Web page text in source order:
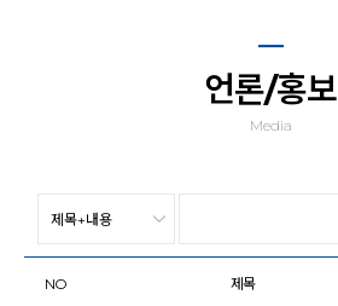
언론/홍보
Media
NO 제목